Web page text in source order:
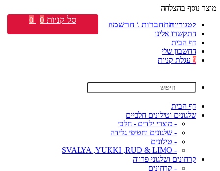
מוצר נוסף בהצלחה
קטגוריות
התקשרו אלינו
דף הבית
החשבון שלי
0 עגלת קניות
דף הבית
שלגונים וטילונים חלביים
- מוצרי ילדים - חלבי
- שלגונים וחטיפי גלידה
- טילונים
- SVALYA ,YUKKI ,RUD & LIMO
קרחונים ושלגוני פרווה
- קרחונים
התחברות \ הרשמה סל קניות 0
0